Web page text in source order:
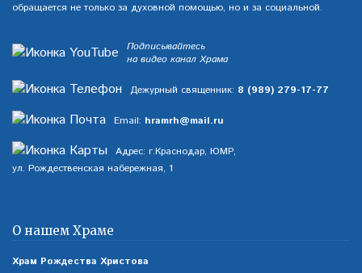
обращается не только за духовной помощью, но и за социальной.
Подписывайтесь
на видео канал Храма
Дежурный священник: 8 (989) 279-17-77
Email: hramrh@mail.ru
Адрес: г.Краснодар, ЮМР,
ул. Рождественская набережная, 1
О нашем Храме
Храм Рождества Христова